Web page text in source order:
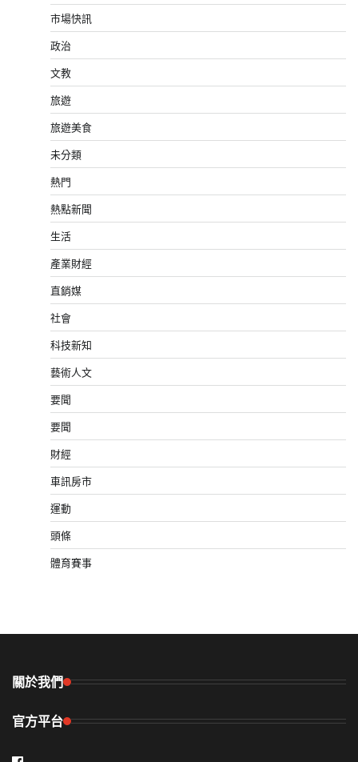
市場快訊
政治
文教
旅遊
旅遊美食
未分類
熱門
熱點新聞
生活
產業財經
直銷媒
社會
科技新知
藝術人文
要聞
要聞
財經
車訊房市
運動
頭條
體育賽事
關於我們
官方平台